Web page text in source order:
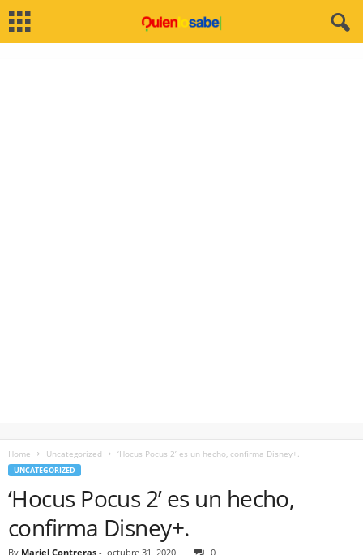
Home Uncategorized ‘Hocus Pocus 2’ es un hecho, confirma Disney+.
UNCATEGORIZED
‘Hocus Pocus 2’ es un hecho,
confirma Disney+.
By Mariel Contreras - octubre 31, 2020 0